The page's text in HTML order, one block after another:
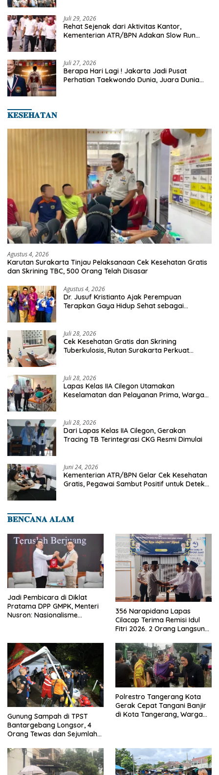
Juli 29, 2026
Rehat Sejenak dari Aktivitas Kantor,
Kementerian ATR/BPN Adakan Slow Run
Juli 27, 2026
Berapa Hari Lagi ! Jakarta Jadi Pusat
Perhatian Taekwondo Dunia, Juara Dunia
𝐊𝐄𝐒𝐄𝐇𝐀𝐓𝐀𝐍
Agustus 4, 2026
Karutan Surakarta Tinjau Pelaksanaan Cek Kesehatan Gratis
dan Skrining TBC, 500 Orang Telah Disasar
Agustus 4, 2026
Dr. Jusuf Kristianto Ajak Perempuan
Terapkan Gaya Hidup Sehat sebagai
Juli 28, 2026
Cek Kesehatan Gratis dan Skrining
Tuberkulosis, Rutan Surakarta Perkuat
Juli 28, 2026
Lapas Kelas IIA Cilegon Utamakan
Keselamatan dan Pelayanan Prima, Warga
Juli 28, 2026
Dari Lapas Kelas IIA Cilegon, Gerakan
Tracing TB Terintegrasi CKG Resmi Dimulai
Juni 24, 2026
Kementerian ATR/BPN Gelar Cek Kesehatan
Gratis, Pegawai Sambut Positif untuk Deteksi
𝐁𝐄𝐍𝐂𝐀𝐍𝐀 𝐀𝐋𝐀𝐌
Jadi Pembicara di Diklat
Pratama DPP GMPK, Menteri
Nusron: Nasionalisme
356 Narapidana Lapas
Cilacap Terima Remisi Idul
Fitri 2026. 2 Orang Langsung
Gunung Sampah di TPST
Bantargebang Longsor, 4
Orang Tewas dan Sejumlah
Polrestro Tangerang Kota
Gerak Cepat Tangani Banjir
di Kota Tangerang, Warga